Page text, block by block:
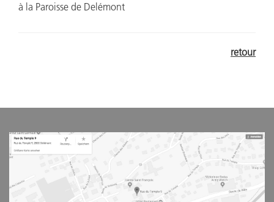
à la Paroisse de Delémont
retour